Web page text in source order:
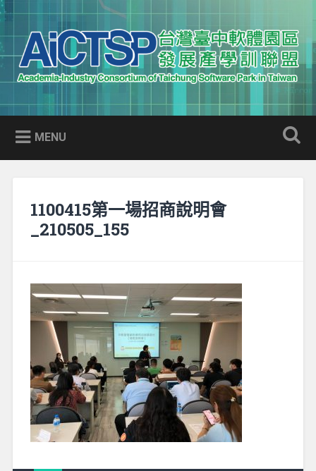
Skip
to
content
Search
AICTSP 台灣臺中軟體園區發展
產學訓聯盟
Academia-Industry Consortium of Taichung Software Park
in Taiwan
MENU
1100415第一場招商說明會
_210505_155